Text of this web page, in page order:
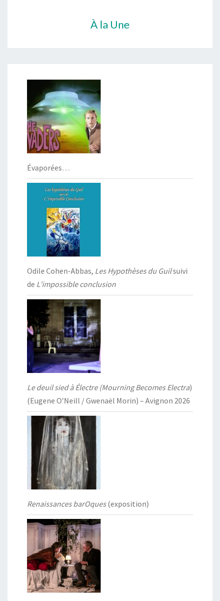
À la Une
Évaporées…
Odile Cohen-Abbas, Les Hypothèses du Guilsuivi
de L’impossible conclusion
Le deuil sied à Électre (Mourning Becomes Electra)
(Eugene O’Neill / Gwenaël Morin) – Avignon 2026
Renaissances barOques(exposition)